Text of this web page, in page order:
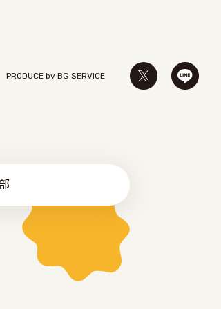
PRODUCE by ︎BG SERVICE